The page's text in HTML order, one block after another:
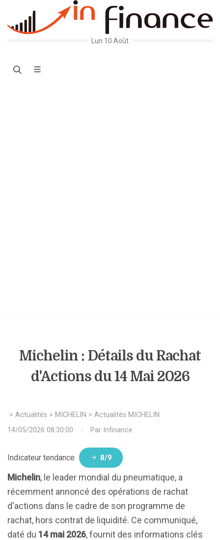
Lun 10 Août
Michelin : Détails du Rachat
d'Actions du 14 Mai 2026
> Actualités > MICHELIN > Actualités MICHELIN
14/05/2026 08:30:00
Par Infinance
Indicateur tendance 8/9
Michelin, le leader mondial du pneumatique, a
récemment annoncé des opérations de rachat
d'actions dans le cadre de son programme de
rachat, hors contrat de liquidité. Ce communiqué,
daté du 14 mai 2026, fournit des informations clés